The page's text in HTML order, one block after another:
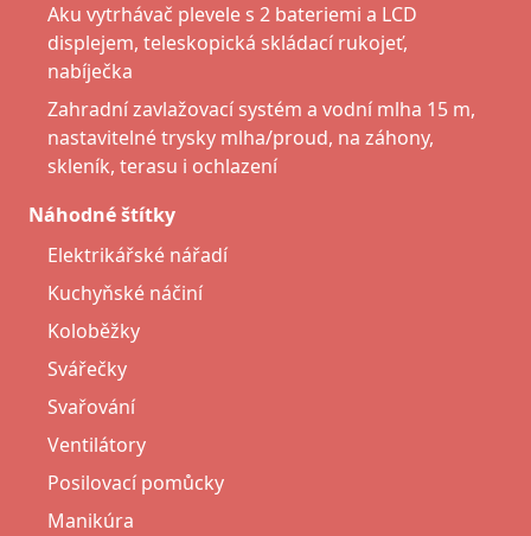
Aku vytrhávač plevele s 2 bateriemi a LCD
displejem, teleskopická skládací rukojeť,
nabíječka
Zahradní zavlažovací systém a vodní mlha 15 m,
nastavitelné trysky mlha/proud, na záhony,
skleník, terasu i ochlazení
Náhodné štítky
Elektrikářské nářadí
Kuchyňské náčiní
Koloběžky
Svářečky
Svařování
Ventilátory
Posilovací pomůcky
Manikúra